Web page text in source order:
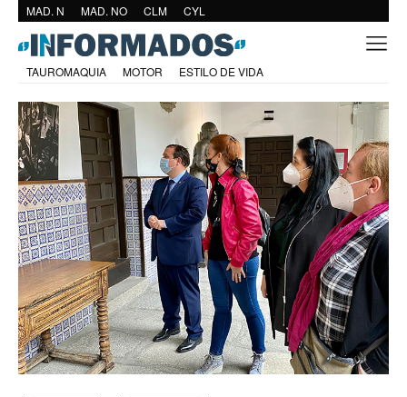
MAD. N MAD. NO CLM CYL
TAUROMAQUIA MOTOR ESTILO DE VIDA